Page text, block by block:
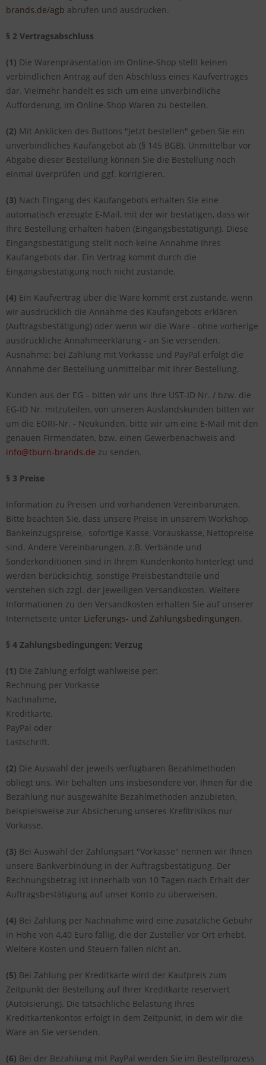
brands.de/agb abrufen und ausdrucken.
§ 2 Vertragsabschluss
(1) Die Warenpräsentation im Online-Shop stellt keinen
verbindlichen Antrag auf den Abschluss eines Kaufvertrages
dar. Vielmehr handelt es sich um eine unverbindliche
Aufforderung, im Online-Shop Waren zu bestellen.
(2) Mit Anklicken des Buttons "Jetzt bestellen" geben Sie ein
unverbindliches Kaufangebot ab (§ 145 BGB). Unmittelbar vor
Abgabe dieser Bestellung können Sie die Bestellung noch
einmal üverprüfen und ggf. korrigieren.
(3) Nach Eingang des Kaufangebots erhalten Sie eine
automatisch erzeugte E-Mail, mit der wir bestätigen, dass wir
Ihre Bestellung erhalten haben (Eingangsbestätigung). Diese
Eingangsbestätigung stellt noch keine Annahme Ihres
Kaufangebots dar. Ein Vertrag kommt durch die
Eingangsbestätigung noch nicht zustande.
(4) Ein Kaufvertrag über die Ware kommt erst zustande, wenn
wir ausdrücklich die Annahme des Kaufangebots erklären
(Auftragsbestätigung) oder wenn wir die Ware - ohne vorherige
ausdrückliche Annahmeerklärung - an Sie versenden.
Ausnahme: bei Zahlung mit Vorkasse und PayPal erfolgt die
Annahme der Bestellung unmittelbar mit Ihrer Bestellung.
Kunden aus der EG – bitten wir uns Ihre UST-ID Nr. / bzw. die
EG-ID Nr. mitzuteilen, von unseren Auslandskunden bitten wir
um die EORI-Nr. - Neukunden, bitte wir um eine E-Mail mit den
genauen Firmendaten, bzw. einen Gewerbenachweis and
info@tburn-brands.de zu senden.
§ 3 Preise
Information zu Preisen und vorhandenen Vereinbarungen.
Bitte beachten Sie, dass unsere Preise in unserem Workshop,
Bankeinzugspreise,- sofortige Kasse, Vorauskasse, Nettopreise
sind. Andere Vereinbarungen, z.B. Verbände und
Sonderkonditionen sind in Ihrem Kundenkonto hinterlegt und
werden berücksichtig, sonstige Preisbestandteile und
verstehen sich zzgl. der jeweiligen Versandkosten. Weitere
Informationen zu den Versandkosten erhalten Sie auf unserer
Internetseite unter Lieferungs- und Zahlungsbedingungen.
§ 4 Zahlungsbedingungen; Verzug
(1) Die Zahlung erfolgt wahlweise per:
Rechnung per Vorkasse
Nachnahme,
Kreditkarte,
PayPal oder
Lastschrift.
(2) Die Auswahl der jeweils verfügbaren Bezahlmethoden
obliegt uns. Wir behalten uns insbesondere vor, Ihnen für die
Bezahlung nur ausgewählte Bezahlmethoden anzubieten,
beispielsweise zur Absicherung unseres Krefitrisikos nur
Vorkasse.
(3) Bei Auswahl der Zahlungsart "Vorkasse" nennen wir Ihnen
unsere Bankverbindung in der Auftragsbestätigung. Der
Rechnungsbetrag ist innerhalb von 10 Tagen nach Erhalt der
Auftragsbestätigung auf unser Konto zu überweisen.
(4) Bei Zahlung per Nachnahme wird eine zusätzliche Gebühr
in Höhe von 4,40 Euro fällig, die der Zusteller vor Ort erhebt.
Weitere Kosten und Steuern fallen nicht an.
(5) Bei Zahlung per Kreditkarte wird der Kaufpreis zum
Zeitpunkt der Bestellung auf Ihrer Kreditkarte reserviert
(Autoisierung). Die tatsächliche Belastung Ihres
Kreditkartenkontos erfolgt in dem Zeitpunkt, in dem wir die
Ware an Sie versenden.
(6) Bei der Bezahlung mit PayPal werden Sie im Bestellprozess